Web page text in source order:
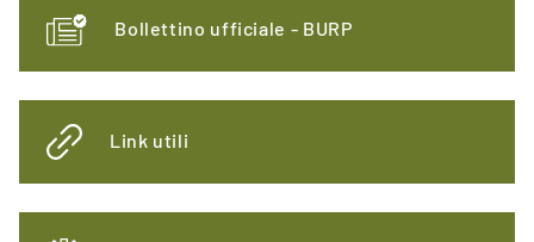
Bollettino ufficiale - BURP
Link utili